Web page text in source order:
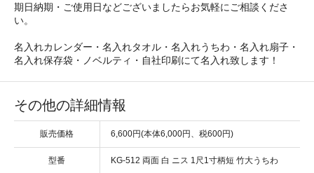
期日納期・ご使用日などございましたらお気軽にご相談くださ
い。
名入れカレンダー・名入れタオル・名入れうちわ・名入れ扇子・
名入れ保存袋・ノベルティ・自社印刷にて名入れ致します！
その他の詳細情報
販売価格 6,600円(本体6,000円、税600円)
型番 KG-512 両面 白 ニス 1尺1寸柄短 竹大うちわ